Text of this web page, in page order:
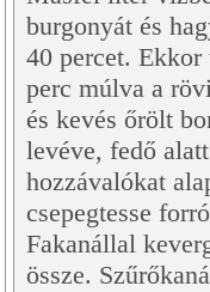
burgonyát és
40 percet.
perc múlva a
és kevés őrölt
levéve, fedő
hozzávalókat
csepegtesse
Fakanállal
össze.